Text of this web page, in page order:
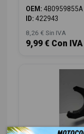
OEM: 4B0959855A
ID: 422943
8,26 € Sin IVA
9,99 € Con IVA